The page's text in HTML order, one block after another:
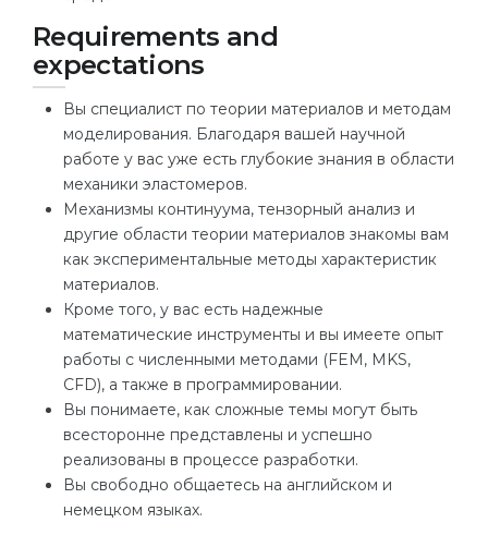
Requirements and
expectations
Вы специалист по теории материалов и методам
моделирования. Благодаря вашей научной
работе у вас уже есть глубокие знания в области
механики эластомеров.
Механизмы континуума, тензорный анализ и
другие области теории материалов знакомы вам
как экспериментальные методы характеристик
материалов.
Кроме того, у вас есть надежные
математические инструменты и вы имеете опыт
работы с численными методами (FEM, MKS,
CFD), а также в программировании.
Вы понимаете, как сложные темы могут быть
всесторонне представлены и успешно
реализованы в процессе разработки.
Вы свободно общаетесь на английском и
немецком языках.